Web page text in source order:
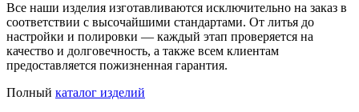
Все наши изделия изготавливаются исключительно на заказ в
соответствии с высочайшими стандартами. От литья до
настройки и полировки — каждый этап проверяется на
качество и долговечность, а также всем клиентам
предоставляется пожизненная гарантия.
Полный каталог изделий